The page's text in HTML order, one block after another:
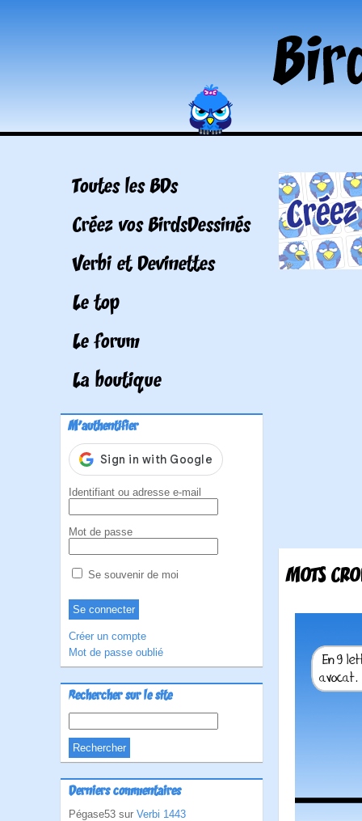
Toutes les BDs
Créez vos BirdsDessinés
Verbi et Devinettes
Le top
Le forum
La boutique
M'authentifier
Identifiant ou adresse e-mail
Mot de passe
Se souvenir de moi
Créer un compte
Mot de passe oublié
Rechercher sur le site
Derniers commentaires
Pégase53 sur Verbi 1443
MOTS